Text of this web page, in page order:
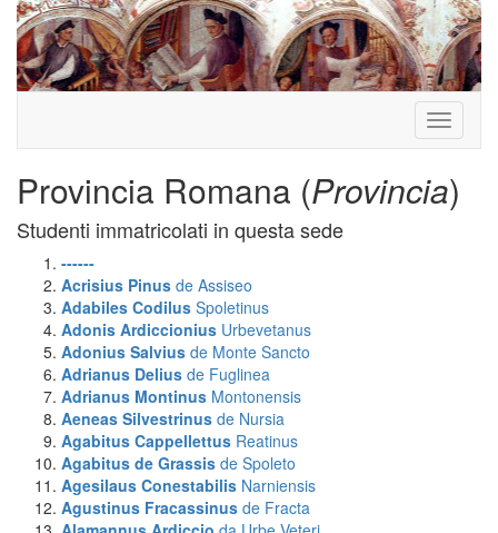
Toggle
Provincia Romana (Provincia)
Studenti immatricolati in questa sede
------
Acrisius Pinus de Assiseo
Adabiles Codilus Spoletinus
Adonis Ardiccionius Urbevetanus
Adonius Salvius de Monte Sancto
Adrianus Delius de Fuglinea
Adrianus Montinus Montonensis
Aeneas Silvestrinus de Nursia
Agabitus Cappellettus Reatinus
Agabitus de Grassis de Spoleto
Agesilaus Conestabilis Narniensis
Agustinus Fracassinus de Fracta